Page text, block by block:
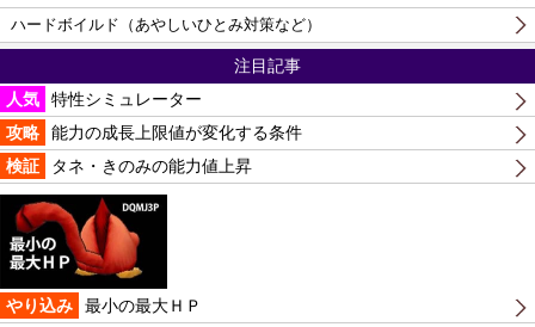
ハードボイルド（あやしいひとみ対策など）
注目記事
人気
特性シミュレーター
攻略
能力の成長上限値が変化する条件
検証
タネ・きのみの能力値上昇
やり込み 最小の最大ＨＰ